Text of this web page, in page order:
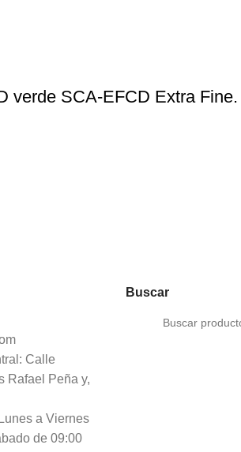
verde SCA-EFCD Extra Fine.
Calle
Rafael Peña y,
a Viernes
de 09:00
Buscar